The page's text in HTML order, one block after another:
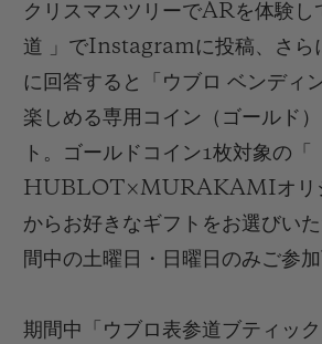
クリスマスツリーでARを体験し
道 」でInstagramに投稿、さら
に回答する と「 ウブロ ベンディ
楽しめる専用 コイン（ゴールド
ト。ゴールドコイン1枚対象の 「
HUBLOT×MURAKAMIオリ
からお好きなギフトをお選びいた
間中の土曜日・日曜日のみご参加
期間中 「ウブロ表参道ブティッ